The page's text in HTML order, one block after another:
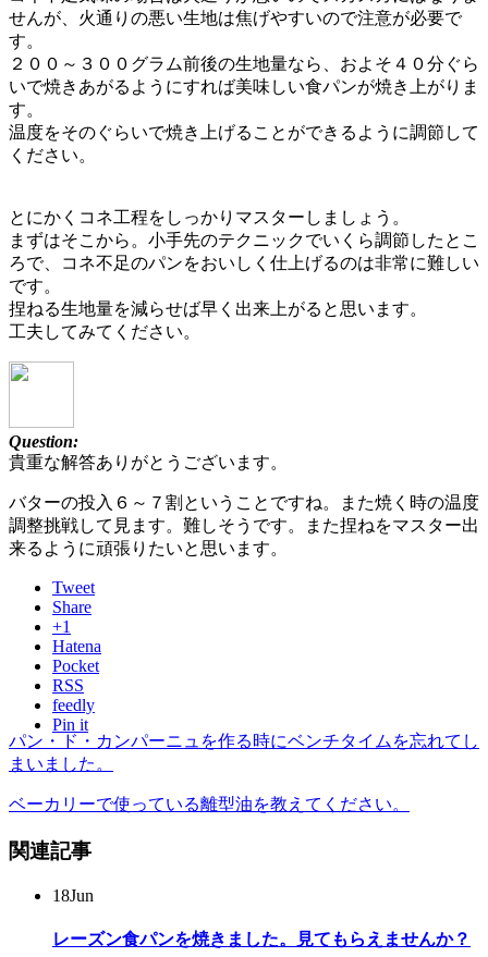
せんが、火通りの悪い生地は焦げやすいので注意が必要で
す。
２００～３００グラム前後の生地量なら、およそ４０分ぐら
いで焼きあがるようにすれば美味しい食パンが焼き上がりま
す。
温度をそのぐらいで焼き上げることができるように調節して
ください。
とにかくコネ工程をしっかりマスターしましょう。
まずはそこから。小手先のテクニックでいくら調節したとこ
ろで、コネ不足のパンをおいしく仕上げるのは非常に難しい
です。
捏ねる生地量を減らせば早く出来上がると思います。
工夫してみてください。
Question:
貴重な解答ありがとうございます。
バターの投入６～７割ということですね。また焼く時の温度
調整挑戦して見ます。難しそうです。また捏ねをマスター出
来るように頑張りたいと思います。
Tweet
Share
+1
Hatena
Pocket
RSS
feedly
Pin it
パン・ド・カンパーニュを作る時にベンチタイムを忘れてし
まいました。
ベーカリーで使っている離型油を教えてください。
関連記事
18Jun
レーズン食パンを焼きました。見てもらえませんか？